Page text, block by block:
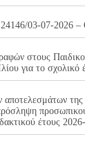
03-07-2026 –
στους
για το σχολικό
έτους